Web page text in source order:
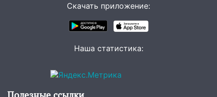
Федерации: возбуждено уголовное дело
В Ульяновске ищут 37-летнего
мужчину, пропавшего ещё 19 июля
От мотофристайла до прогулки с
области 8–9 августа
10:11 Директора ульяновской
Скачать приложение:
Наша статистика: